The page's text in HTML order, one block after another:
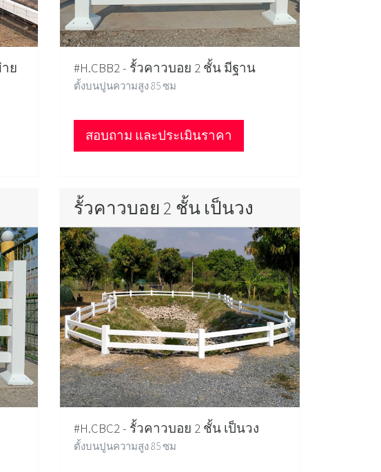
ย #H.CBB2 - รั้วคาวบอย 2 ชั้น มีฐาน
ตั้งบนปูนความสูง 85 ซม
สอบถาม และประเมินราคา
รั้วคาวบอย 2 ชั้น เป็นวง
#H.CBC2 - รั้วคาวบอย 2 ชั้น เป็นวง
ตั้งบนปูนความสูง 85 ซม